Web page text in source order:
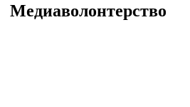
Медиаволонтерство